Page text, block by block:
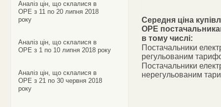
Аналіз цін, що склалися в
ОРЕ з 11 по 20 липня 2018
року
Аналіз цін, що склалися в
ОРЕ з 1 по 10 липня 2018 року
Аналіз цін, що склалися в
ОРЕ з 21 по 30 червня 2018
року
Середня ціна
ОРЕ
в тому числі:
Постачальники
регульованим
Постачальники
нерегульованим